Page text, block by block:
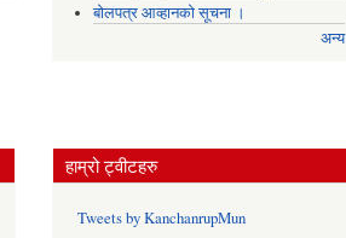
बोलपत्र आव्हानको सूचना ।
अन्य
हाम्रो ट्वीटहरु
Tweets by KanchanrupMun